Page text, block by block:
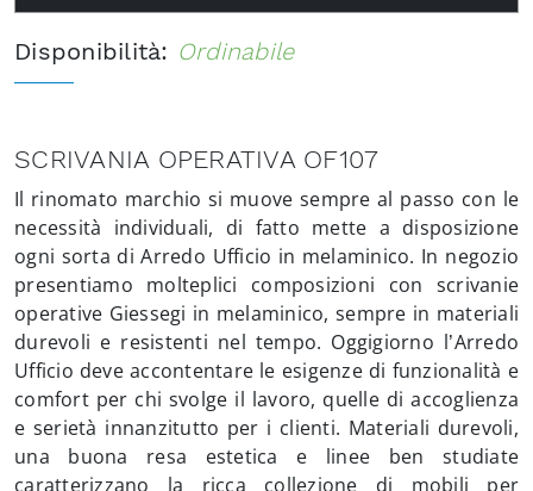
Disponibilità: Ordinabile
SCRIVANIA OPERATIVA OF107
Il rinomato marchio si muove sempre al passo con le
necessità individuali, di fatto mette a disposizione
ogni sorta di Arredo Ufficio in melaminico. In negozio
presentiamo molteplici composizioni con scrivanie
operative Giessegi in melaminico, sempre in materiali
durevoli e resistenti nel tempo. Oggigiorno l’Arredo
Ufficio deve accontentare le esigenze di funzionalità e
comfort per chi svolge il lavoro, quelle di accoglienza
e serietà innanzitutto per i clienti. Materiali durevoli,
una buona resa estetica e linee ben studiate
caratterizzano la ricca collezione di mobili per